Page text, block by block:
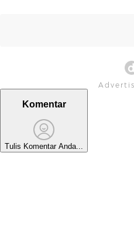
Komentar
Tulis Komentar Anda...